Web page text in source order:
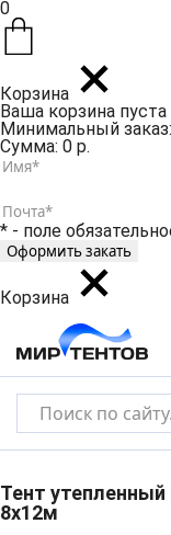
0
Корзина
Ваша корзина пуста
Минимальный
Сумма: 0 р.
* - поле
Корзина
Тент
8х12м